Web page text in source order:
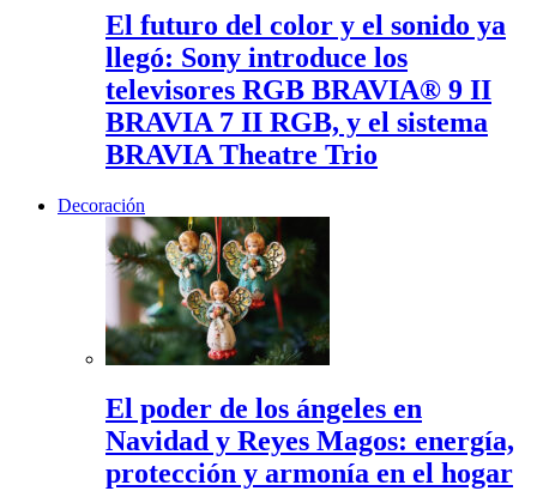
El futuro del color y el sonido ya
llegó: Sony introduce los
televisores RGB BRAVIA® 9 II
BRAVIA 7 II RGB, y el sistema
BRAVIA Theatre Trio
Decoración
El poder de los ángeles en
Navidad y Reyes Magos: energía,
protección y armonía en el hogar